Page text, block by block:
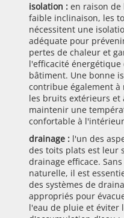
isolation : en raison de
faible inclinaison, les
nécessitent une
adéquate pour
pertes de chaleur et
l'efficacité énergétique
bâtiment. Une bonne
contribue également à
les bruits extérieurs et
maintenir une
confortable à
drainage : l'un des
des toits plats est leur
drainage efficace.
naturelle, il est
des systèmes de
appropriés pour
l'eau de pluie et éviter